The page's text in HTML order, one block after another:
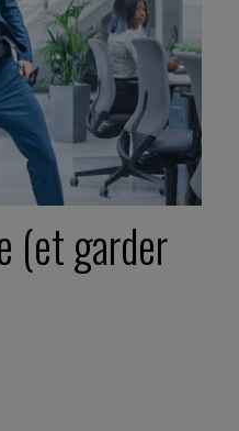
(et garder